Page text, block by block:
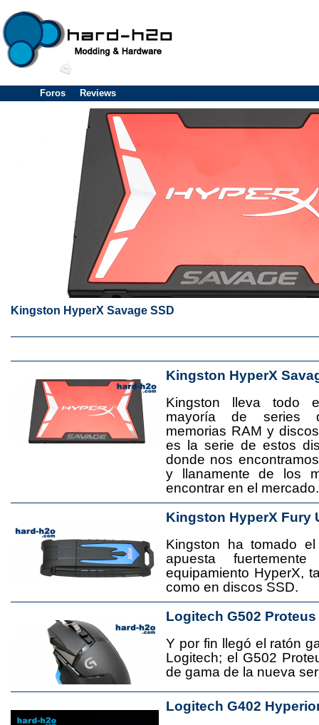
Foros Reviews
Kingston HyperX Savage SSD
Kingston HyperX
Kingston lleva todo
mayoría de series
memorias RAM y
es la serie de estos
donde nos
y llanamente de los
encontrar en el mercado.
Kingston HyperX Fury
Kingston ha tomado
apuesta
equipamiento HyperX,
como en discos SSD.
Logitech G502 Proteus
Y por fin llegó el ratón
Logitech; el G502
de gama de la nueva
Logitech G402